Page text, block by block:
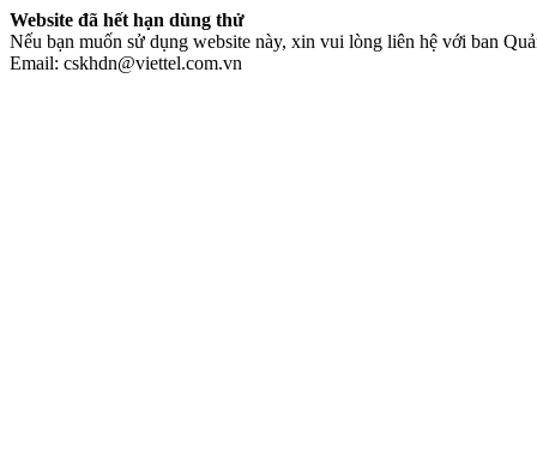
Website đã hết hạn dùng thử
Nếu bạn muốn sử dụng website này, xin vui lòng liên hệ với ban
Email: cskhdn@viettel.com.vn